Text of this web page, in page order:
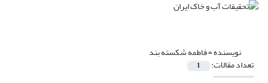
نویسنده =فاطمه شکسته بند
تعداد مقالات: 1